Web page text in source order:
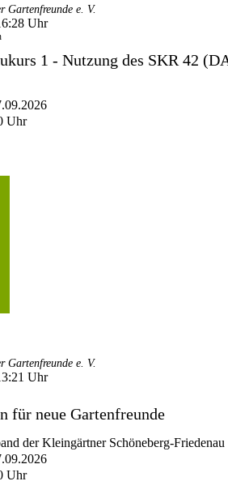
Gartenfreunde e. V.
Uhr
1 - Nutzung des SKR 42
Uhr
Gartenfreunde e. V.
Uhr
für neue Gartenfreunde
der Kleingärtner Schöneberg-Friedenau
Uhr